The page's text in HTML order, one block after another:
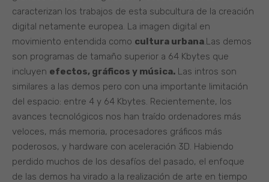
caracterizan los trabajos de esta subcultura de la creación
digital netamente europea. La imagen digital en
movimiento entendida como cultura urbana.Las demos
son programas de tamaño superior a 64 Kbytes que
incluyen efectos, gráficos y música. Las intros son
similares a las demos pero con una importante limitación
del espacio: entre 4 y 64 Kbytes. Recientemente, los
avances tecnológicos nos han traído ordenadores más
veloces, más memoria, procesadores gráficos más
poderosos, y hardware con aceleración 3D. Habiendo
perdido muchos de los desafíos del pasado, el enfoque
de las demos ha virado a la realización de arte en tiempo